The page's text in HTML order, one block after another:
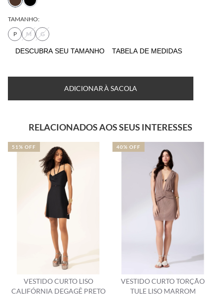
TAMANHO:
P
M G
DESCUBRA SEU TAMANHO TABELA DE MEDIDAS
ADICIONAR À SACOLA
RELACIONADOS AOS SEUS INTERESSES
CURTO LISO
DEGAGÊ PRETO
VESTIDO CURTO TORÇÃO
TULE LISO MARROM
VESTIDO